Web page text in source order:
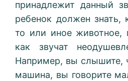
принадлежит данный
ребенок должен знать,
то или иное животное,
как звучат
Например, вы слышите,
машина, вы говорите